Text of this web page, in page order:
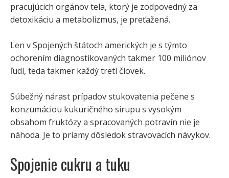
pracujúcich orgánov tela, ktorý je zodpovedný za
detoxikáciu a metabolizmus, je preťažená.
Len v Spojených štátoch amerických je s týmto
ochorením diagnostikovaných takmer 100 miliónov
ľudí, teda takmer každý tretí človek.
Súbežný nárast prípadov stukovatenia pečene s
konzumáciou kukuričného sirupu s vysokým
obsahom fruktózy a spracovaných potravín nie je
náhoda. Je to priamy dôsledok stravovacích návykov.
Spojenie cukru a tuku